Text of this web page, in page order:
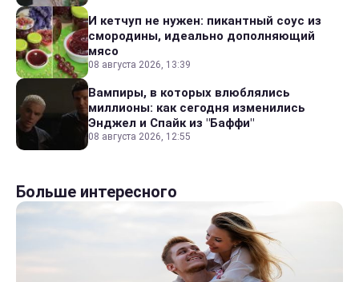
И кетчуп не нужен: пикантный соус из
смородины, идеально дополняющий
мясо
08 августа 2026, 13:39
Вампиры, в которых влюблялись
миллионы: как сегодня изменились
Энджел и Спайк из "Баффи"
08 августа 2026, 12:55
Больше интересного